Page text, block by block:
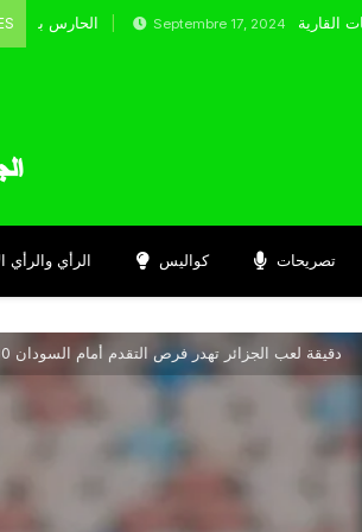
Septembre 17, 2024
الرأي والرأي كواليس تصريحات
30 دقيقة لعب الجزائر تهدر فرص التقدم أمام السودان